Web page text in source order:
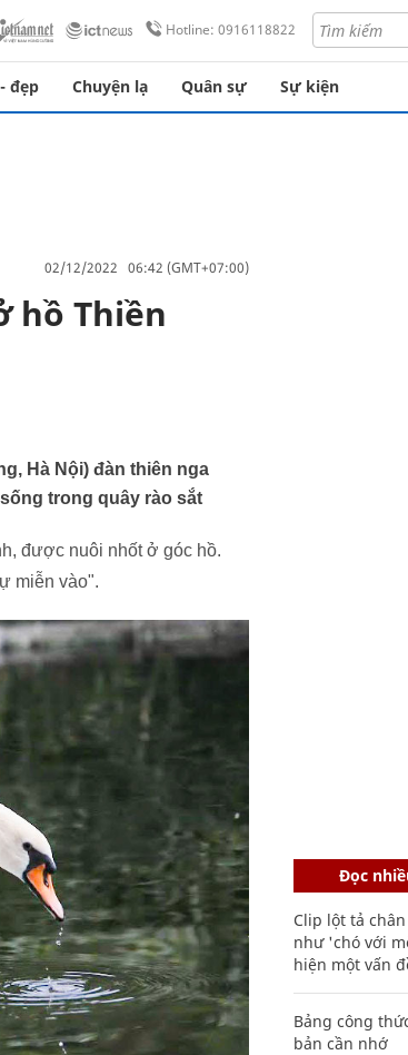
Hotline: 0916118822
đẹp Chuyện lạ Quân sự Sự kiện
02/12/2022 06:42 (GMT+07:00)
hồ Thiền
Hà Nội) đàn thiên nga
trong quây rào sắt
được nuôi nhốt ở góc hồ.
miễn vào".
Đọc
Clip lột tả
như 'chó với
hiện một vấn
Bảng công
bản cần nhớ